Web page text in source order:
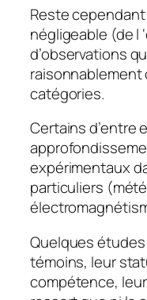
Reste
négligeable (de l
d’observations
raisonnablement
catégories.
Certains d’entre
expérimentaux
particuliers
Quelques
témoins, leur
compétence,